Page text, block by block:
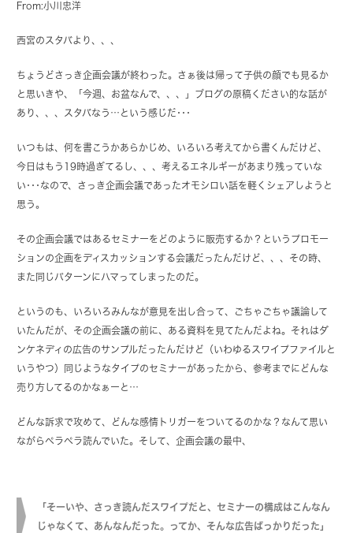
From:小川忠洋
西宮のスタバより、、、
ちょうどさっき企画会議が終わった。さぁ後は帰って子供の顔でも見るか
と思いきや、「今週、お盆なんで、、、」ブログの原稿ください的な話が
あり、、、スタバなう…という感じだ･･･
いつもは、何を書こうかあらかじめ、いろいろ考えてから書くんだけど、
今日はもう19時過ぎてるし、、、考えるエネルギーがあまり残っていな
い･･･なので、さっき企画会議であったオモシロい話を軽くシェアしようと
思う。
その企画会議ではあるセミナーをどのように販売するか？というプロモー
ションの企画をディスカッションする会議だったんだけど、、、その時、
また同じパターンにハマってしまったのだ。
というのも、いろいろみんなが意見を出し合って、ごちゃごちゃ議論して
いたんだが、その企画会議の前に、ある資料を見てたんだよね。それはダ
ンケネディの広告のサンプルだったんだけど（いわゆるスワイプファイルと
いうやつ）同じようなタイプのセミナーがあったから、参考までにどんな
売り方してるのかなぁーと…
どんな訴求で攻めて、どんな感情トリガーをついてるのかな？なんて思い
ながらペラペラ読んでいた。そして、企画会議の最中、
「そーいや、さっき読んだスワイプだと、セミナーの構成はこんなん
じゃなくて、あんなんだった。ってか、そんな広告ばっかりだった」